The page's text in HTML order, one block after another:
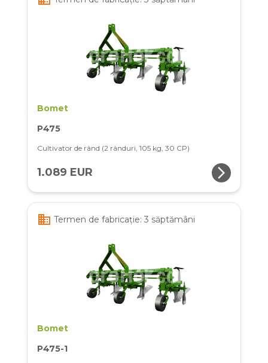
Bomet
P475
Cultivator de rând (2 rânduri, 105 kg, 30 CP)
1.089 EUR arrow_forward_ios
business Termen de fabricație: 3 săptămâni
Bomet
P475-1